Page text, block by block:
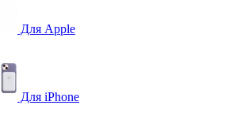
Для Apple
Для iPhone